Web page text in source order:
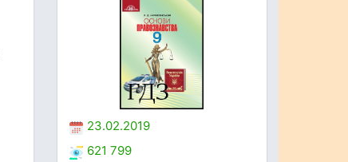
23.02.2019
621 799